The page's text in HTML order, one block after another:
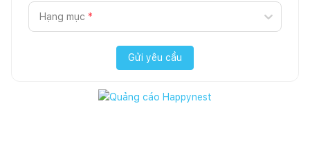
Hạng mục *
Gửi yêu cầu